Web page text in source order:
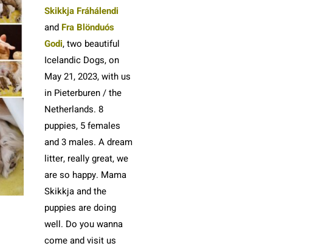
Skikkja Fráhálendi
and Fra Blönduós
Godi, two beautiful
Icelandic Dogs, on
May 21, 2023, with us
in Pieterburen / the
Netherlands. 8
puppies, 5 females
and 3 males. A dream
litter, really great, we
are so happy. Mama
Skikkja and the
puppies are doing
well. Do you wanna
come and visit us